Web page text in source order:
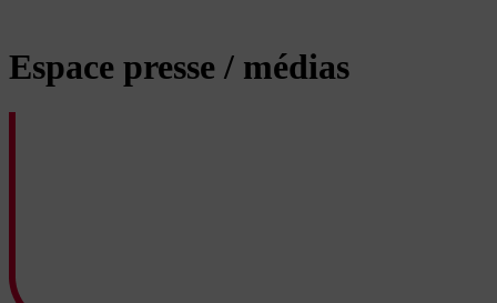
Espace presse / médias